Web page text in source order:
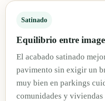
Satinado
Equilibrio entre
El acabado satinado
pavimento sin exigir un
muy bien en parkings
comunidades y viviendas